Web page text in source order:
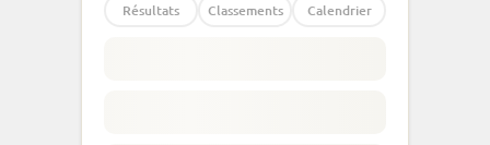
Résultats Classements Calendrier